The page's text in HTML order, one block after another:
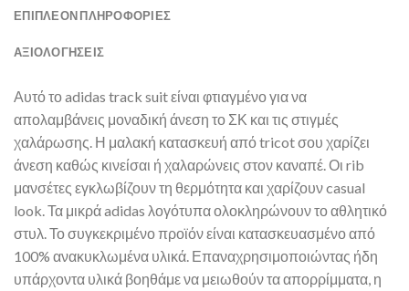
ΕΠΙΠΛΈΟΝ ΠΛΗΡΟΦΟΡΊΕΣ
ΑΞΙΟΛΟΓΗΣΕΙΣ
Αυτό το adidas track suit είναι φτιαγμένο για να
απολαμβάνεις μοναδική άνεση το ΣΚ και τις στιγμές
χαλάρωσης. Η μαλακή κατασκευή από tricot σου χαρίζει
άνεση καθώς κινείσαι ή χαλαρώνεις στον καναπέ. Οι rib
μανσέτες εγκλωβίζουν τη θερμότητα και χαρίζουν casual
look. Τα μικρά adidas λογότυπα ολοκληρώνουν το αθλητικό
στυλ. Το συγκεκριμένο προϊόν είναι κατασκευασμένο από
100% ανακυκλωμένα υλικά. Επαναχρησιμοποιώντας ήδη
υπάρχοντα υλικά βοηθάμε να μειωθούν τα απορρίμματα, η